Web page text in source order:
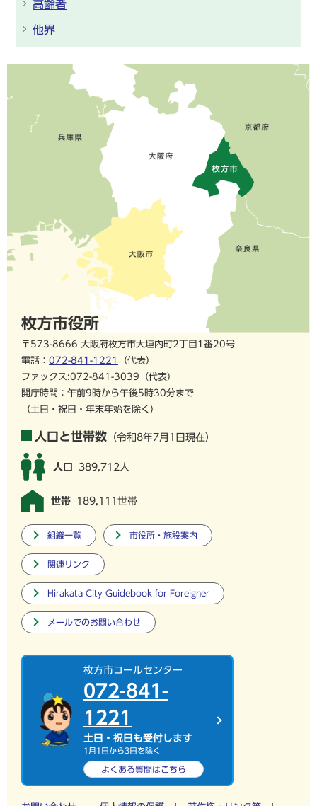
高齢者
他界
枚方市役所
〒573-8666 大阪府枚方市大垣内町2丁目1番20号
電話： 072-841-1221
（代表）
ファックス:072-841-3039（代表）
開庁時間：午前9時から午後5時30分まで
（土日・祝日・年末年始を除く）
人口と世帯数 （令和8年7月1日現在）
人口 389,712人
世帯 189,111世帯
組織一覧 市役所・施設案内
関連リンク
Hirakata City Guidebook for Foreigner
メールでのお問い合わせ
枚方市コールセンター
072-841-
1221
土日・祝日も受付します
1月1日から3日を除く
よくある質問はこちら